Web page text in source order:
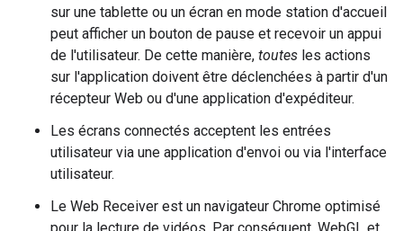
sur une tablette ou un écran en mode station d'accueil
peut afficher un bouton de pause et recevoir un appui
de l'utilisateur. De cette manière, toutes les actions
sur l'application doivent être déclenchées à partir d'un
récepteur Web ou d'une application d'expéditeur.
Les écrans connectés acceptent les entrées
utilisateur via une application d'envoi ou via l'interface
utilisateur.
Le Web Receiver est un navigateur Chrome optimisé